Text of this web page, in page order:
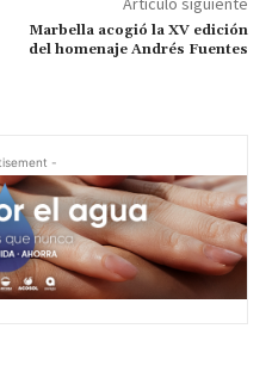
Marbella acogió la XV edición
del homenaje Andrés Fuentes
-